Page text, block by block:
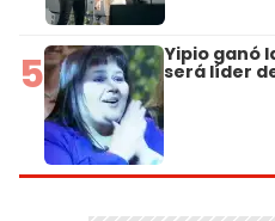
5 Yipio ganó
será líder